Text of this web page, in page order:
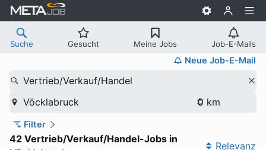
Suche Gesucht Meine Jobs Job-E-Mails
Neue Job-E-Mail
Vertrieb/Verkauf/Handel
Vöcklabruck
Filter
42 Vertrieb/Verkauf/Handel-Jobs in
Relevanz